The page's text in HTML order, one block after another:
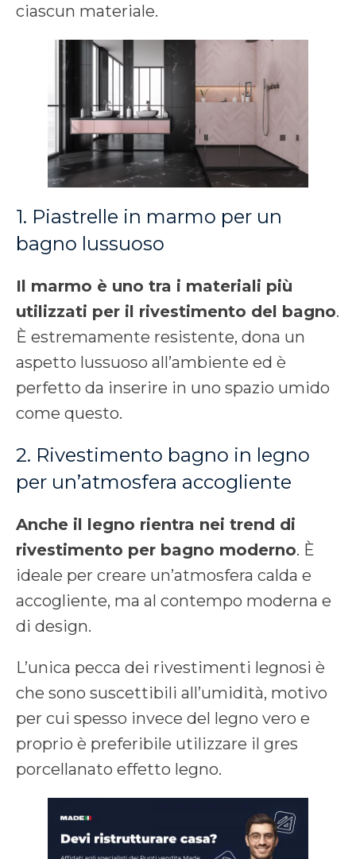
ciascun materiale.
1. Piastrelle in marmo per un
bagno lussuoso
Il marmo è uno tra i materiali più
utilizzati per il rivestimento del bagno.
È estremamente resistente, dona un
aspetto lussuoso all’ambiente ed è
perfetto da inserire in uno spazio umido
come questo.
2. Rivestimento bagno in legno
per un’atmosfera accogliente
Anche il legno rientra nei trend di
rivestimento per bagno moderno. È
ideale per creare un’atmosfera calda e
accogliente, ma al contempo moderna e
di design.
L’unica pecca dei rivestimenti legnosi è
che sono suscettibili all’umidità, motivo
per cui spesso invece del legno vero e
proprio è preferibile utilizzare il gres
porcellanato effetto legno.